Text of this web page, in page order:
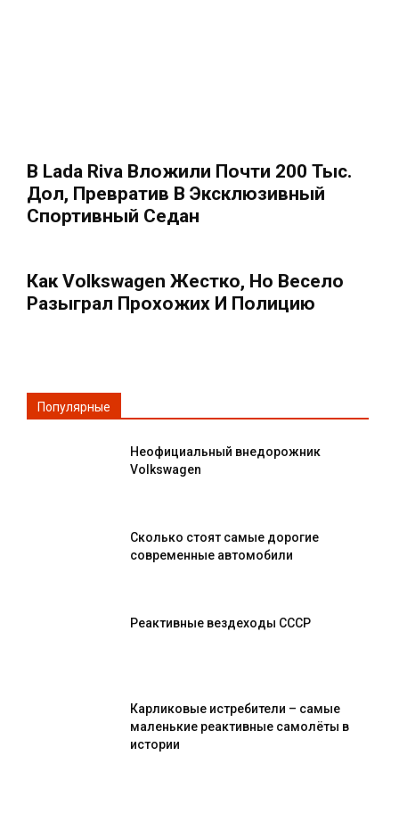
В Lada Riva Вложили Почти 200 Тыс.
Дол, Превратив В Эксклюзивный
Спортивный Седан
Как Volkswagen Жестко, Но Весело
Разыграл Прохожих И Полицию
Популярные
Неофициальный внедорожник
Volkswagen
Сколько стоят самые дорогие
современные автомобили
Реактивные вездеходы СССР
Карликовые истребители – самые
маленькие реактивные самолёты в
истории